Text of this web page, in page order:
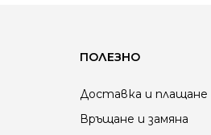
ПОЛЕЗНО
Доставка и плащане
Връщане и замяна